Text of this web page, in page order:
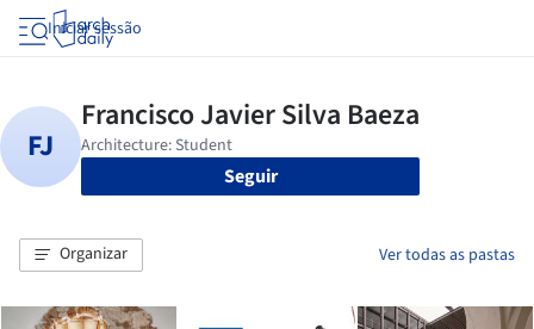
Iniciar sessão
Seguir
Organizar Ver todas as pastas